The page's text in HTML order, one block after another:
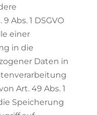
Abs. 1 DSGVO
einer
in die
Daten in
Art. 49 Abs. 1
Speicherung